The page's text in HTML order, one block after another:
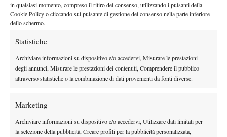
in qualsiasi momento, compreso il ritiro del consenso, utilizzando i pulsanti della
Cookie Policy o cliccando sul pulsante di gestione del consenso nella parte inferiore
dello schermo.
Statistiche
Archiviare informazioni su dispositivo e/o accedervi, Misurare le prestazioni
degli annunci, Misurare le prestazioni dei contenuti, Comprendere il pubblico
attraverso statistiche o la combinazione di dati provenienti da fonti diverse.
Marketing
Archiviare informazioni su dispositivo e/o accedervi, Utilizzare dati limitati per
la selezione della pubblicità, Creare profili per la pubblicità personalizzata,
Redazione
Facebook